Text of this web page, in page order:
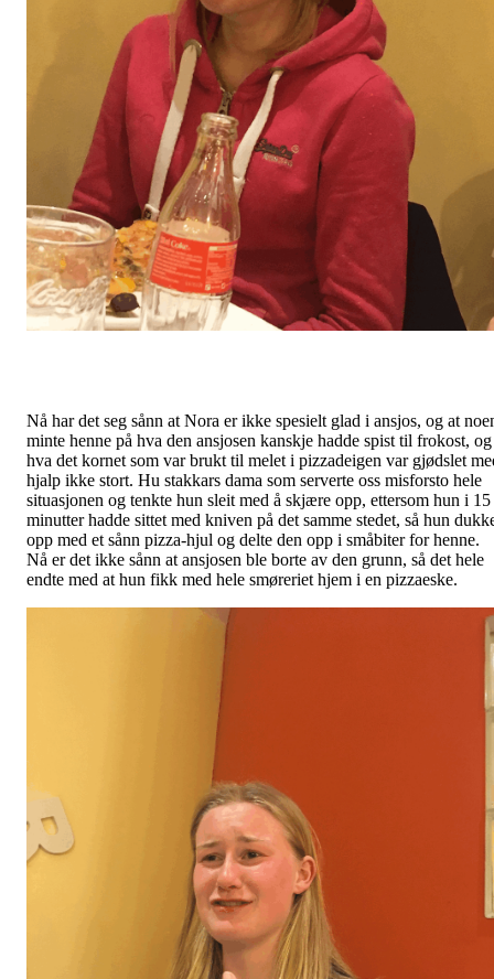
Nå har det seg sånn at Nora er ikke spesielt glad i ansjos, og at
minte henne på hva den ansjosen kanskje hadde spist til frokost, og
hva det kornet som var brukt til melet i pizzadeigen var gjødslet
hjalp ikke stort. Hu stakkars dama som serverte oss misforsto hele
situasjonen og tenkte hun sleit med å skjære opp, ettersom hun i 15
minutter hadde sittet med kniven på det samme stedet, så hun
opp med et sånn pizza-hjul og delte den opp i småbiter for henne.
Nå er det ikke sånn at ansjosen ble borte av den grunn, så det hele
endte med at hun fikk med hele smøreriet hjem i en pizzaeske.